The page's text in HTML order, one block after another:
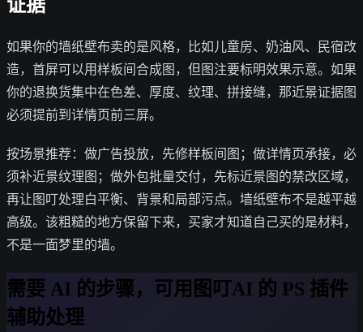
证据
如果你的墙纸壁布卖的是风格，比如儿童房、奶油风、民宿改
造，首屏可以用样板间合成图，但图注要标明效果示意。如果
你的退换货集中在色差、厚度、纹理、拼接缝，那近景证据图
必须提前到详情页前三屏。
按场景推荐：做广告投放，先修样板间图；做详情页承接，必
须补近景纹理图；做外包批量交付，先标近景图的禁改区域，
再让图叮处理白平衡、背景和局部污点。墙纸壁布不是越平越
高级。该粗糙的地方保留下来，买家才知道自己买的是材料，
不是一面梦里的墙。
需要 AI 的步骤，可用图叮AI 的 PS 插件
辅助处理